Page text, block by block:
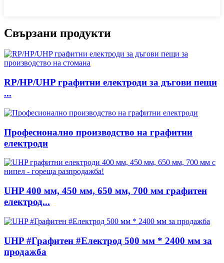
Свързани продукти
RP/HP/UHP графитни електроди за дъгови пещи
...
Професионално производство на графитни
електроди
UHP 400 мм, 450 мм, 650 мм, 700 мм графитен
електрод...
UHP #Графитен #Електрод 500 мм * 2400 мм за
продажба